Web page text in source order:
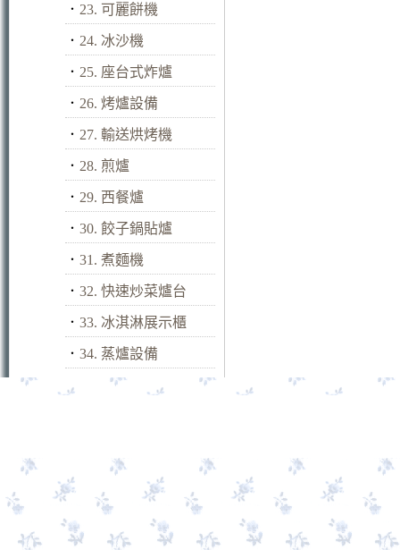
． 23. 可麗餅機
． 24. 冰沙機
． 25. 座台式炸爐
． 26. 烤爐設備
． 27. 輸送烘烤機
． 28. 煎爐
． 29. 西餐爐
． 30. 餃子鍋貼爐
． 31. 煮麵機
． 32. 快速炒菜爐台
． 33. 冰淇淋展示櫃
． 34. 蒸爐設備